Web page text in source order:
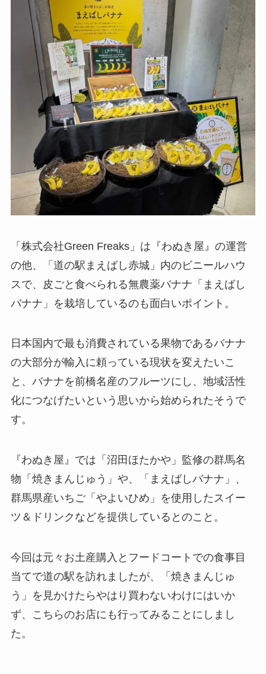
「株式会社Green Freaks」は『わぬき屋』の運営
の他、「道の駅まえばし赤城」内のビニールハウ
スで、皮ごと食べられる無農薬バナナ「まえばし
バナナ」を栽培しているのも面白いポイント。
日本国内で最も消費されている果物であるバナナ
の大部分が輸入に頼っている現状を変えたいこ
と、バナナを前橋名産のフルーツにし、地域活性
化につなげたいという思いから始められたそうで
す。
『わぬき屋』では「沼田ほたかや」監修の群馬名
物「焼きまんじゅう」や、「まえばしバナナ」、
群馬県産いちご「やよいひめ」を使用したスイー
ツ＆ドリンクなどを提供しているとのこと。
今回は元々お土産購入とフードコートでの食事目
当てで道の駅を訪れましたが、「焼きまんじゅ
う」を見かけたらやはり買わないわけにはいか
ず、こちらのお店にも行ってみることにしまし
た。